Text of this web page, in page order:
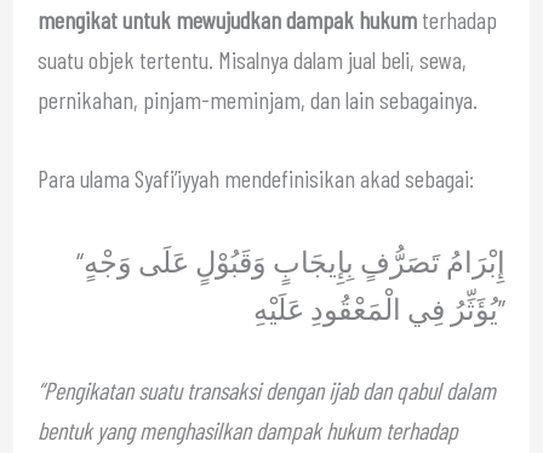
mengikat untuk mewujudkan dampak hukumterhadap
suatu objek tertentu. Misalnya dalam jual beli, sewa,
pernikahan, pinjam-meminjam, dan lain sebagainya.
Para ulama Syafi’iyyah mendefinisikan akad sebagai:
“إِبْرَامُ تَصَرُّفٍ بِإِيجَابٍ وَقَبُوْلٍ عَلَى وَجْهٍ
يُؤَثِّرُ فِي الْمَعْقُودِ عَلَيْهِ”
“Pengikatan suatu transaksi dengan ijab dan qabul dalam
bentuk yang menghasilkan dampak hukum terhadap